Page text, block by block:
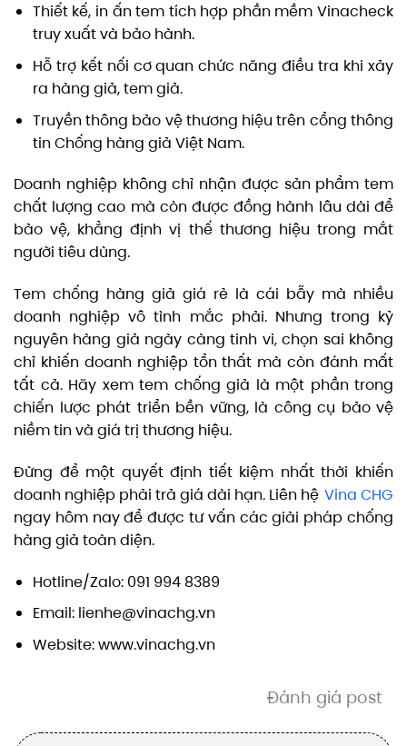
Thiết kế, in ấn tem tích hợp phần mềm Vinacheck
truy xuất và bảo hành.
Hỗ trợ kết nối cơ quan chức năng điều tra khi xảy
ra hàng giả, tem giả.
Truyền thông bảo vệ thương hiệu trên cổng thông
tin Chống hàng giả Việt Nam.
Doanh nghiệp không chỉ nhận được sản phẩm tem
chất lượng cao mà còn được đồng hành lâu dài để
bảo vệ, khẳng định vị thế thương hiệu trong mắt
người tiêu dùng.
Tem chống hàng giả giá rẻ là cái bẫy mà nhiều
doanh nghiệp vô tình mắc phải. Nhưng trong kỷ
nguyên hàng giả ngày càng tinh vi, chọn sai không
chỉ khiến doanh nghiệp tổn thất mà còn đánh mất
tất cả. Hãy xem tem chống giả là một phần trong
chiến lược phát triển bền vững, là công cụ bảo vệ
niềm tin và giá trị thương hiệu.
Đừng để một quyết định tiết kiệm nhất thời khiến
doanh nghiệp phải trả giá dài hạn. Liên hệ Vina CHG
ngay hôm nay để được tư vấn các giải pháp chống
hàng giả toàn diện.
Hotline/Zalo: 091 994 8389
Email: lienhe@vinachg.vn
Website: www.vinachg.vn
Đánh giá post